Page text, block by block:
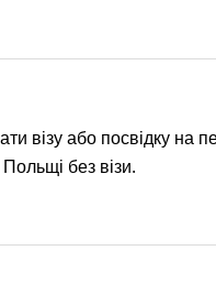
візу або посвідку
без візи.